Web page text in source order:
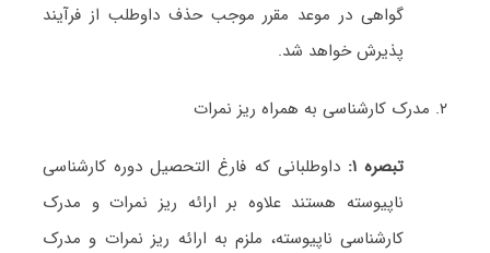
گواهی در موعد مقرر موجب حذف داوطلب از فرآیند
پذیرش خواهد شد.
۲. مدرک کارشناسی به همراه ریز نمرات
تبصره ۱:
داوطلبانی که فارغ التحصیل دوره کارشناسی
ناپیوسته هستند علاوه بر ارائه ریز نمرات و مدرک
کارشناسی ناپیوسته، ملزم به ارائه ریز نمرات و مدرک